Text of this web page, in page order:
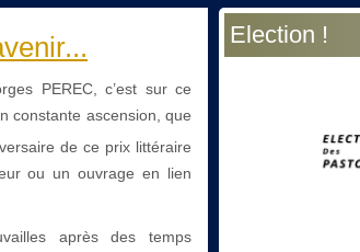
PEREC, c’est sur ce
constante ascension, que
de ce prix littéraire
ou un ouvrage en lien
après des temps
Election !
Année
précédente
Mois
précédent
Année
suivante
Mois
suivant